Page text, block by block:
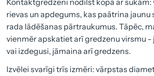
Kontaktgredzeni nodilst kopā ar sukām:
rievas un apdegums, kas paātrina jaunu
rada lādēšanas pārtraukumus. Tāpēc,
vienmēr apskatiet arī gredzenu virsmu -
vai izdegusi, jāmaina arī gredzens.
Izvēlei svarīgi trīs izmēri: vārpstas